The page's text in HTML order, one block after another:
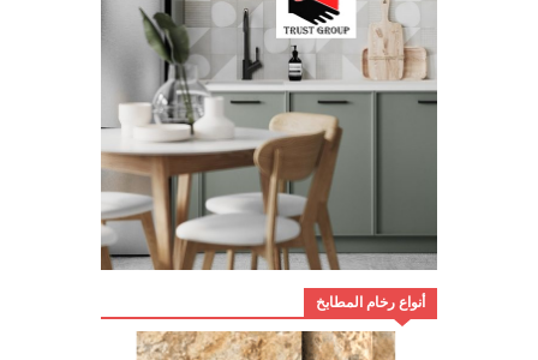
أنواع رخام المطابخ